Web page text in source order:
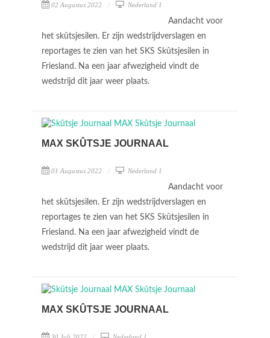
02 Augustus 2022 Nederland 1
Aandacht voor
het skûtsjesilen. Er zijn wedstrijdverslagen en
reportages te zien van het SKS Skûtsjesilen in
Friesland. Na een jaar afwezigheid vindt de
wedstrijd dit jaar weer plaats.
MAX SKÛTSJE JOURNAAL
01 Augustus 2022 Nederland 1
Aandacht voor
het skûtsjesilen. Er zijn wedstrijdverslagen en
reportages te zien van het SKS Skûtsjesilen in
Friesland. Na een jaar afwezigheid vindt de
wedstrijd dit jaar weer plaats.
MAX SKÛTSJE JOURNAAL